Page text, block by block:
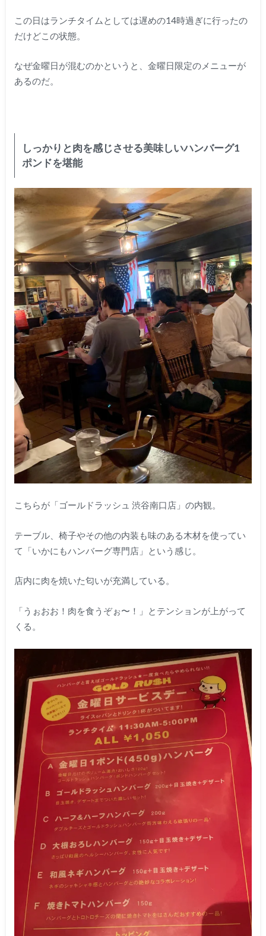
この日はランチタイムとしては遅めの14時過ぎに行ったの
だけどこの状態。
なぜ金曜日が混むのかというと、金曜日限定のメニューが
あるのだ。
しっかりと肉を感じさせる美味しいハンバーグ1
ポンドを堪能
こちらが「ゴールドラッシュ 渋谷南口店」の内観。
テーブル、椅子やその他の内装も味のある木材を使ってい
て「いかにもハンバーグ専門店」という感じ。
店内に肉を焼いた匂いが充満している。
「うぉおお！肉を食うぞぉ〜！」とテンションが上がって
くる。